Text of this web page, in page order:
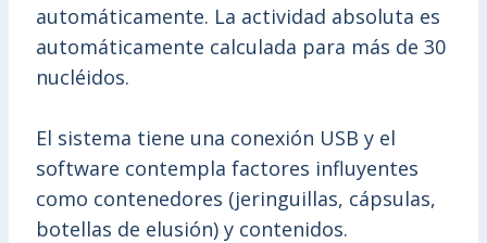
automáticamente. La actividad absoluta es
automáticamente calculada para más de 30
nucléidos.
El sistema tiene una conexión USB y el
software contempla factores influyentes
como contenedores (jeringuillas, cápsulas,
botellas de elusión) y contenidos.